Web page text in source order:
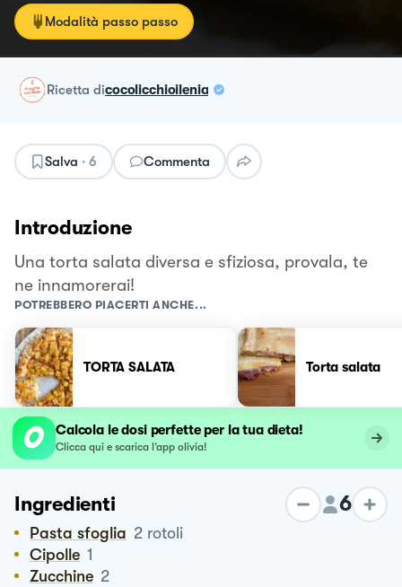
Modalità passo passo
ricetta dicocolicchioilenia
Salva · 6 Commenta
Introduzione
Una torta salata diversa e sfiziosa, provala, te
ne innamorerai!
POTREBBERO PIACERTI ANCHE...
TORTA SALATA Torta salata
Calcola le dosi perfette per la tua dieta!
Clicca qui e scarica l’app olivia!
Ingredienti 6
Pasta sfoglia 2 rotoli
Cipolle 1
Zucchine 2